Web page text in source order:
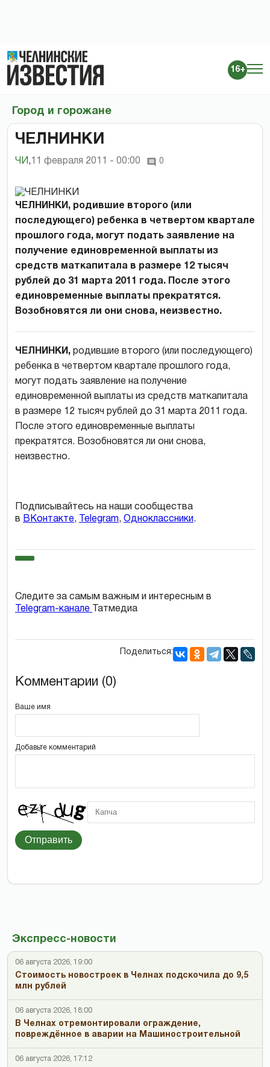
16+
Экспресс-новости
06 августа 2026, 19:00
Стоимость новостроек в Челнах подскочила до 9,5
млн рублей
06 августа 2026, 18:00
В Челнах отремонтировали ограждение,
повреждённое в аварии на Машиностроительной
06 августа 2026, 17:12
Город и горожане
ЧЕЛНИНКИ
ЧИ , 11 февраля 2011 - 00:00 0
ЧЕЛНИНКИ, родившие второго (или
последующего) ребенка в четвертом квартале
прошлого года, могут подать заявление на
получение единовременной выплаты из
средств маткапитала в размере 12 тысяч
рублей до 31 марта 2011 года. После этого
единовременные выплаты прекратятся.
Возобновятся ли они снова, неизвестно.
ЧЕЛНИНКИ, родившие второго (или последующего)
ребенка в четвертом квартале прошлого года,
могут подать заявление на получение
единовременной выплаты из средств маткапитала
в размере 12 тысяч рублей до 31 марта 2011 года.
После этого единовременные выплаты
прекратятся. Возобновятся ли они снова,
неизвестно.
Подписывайтесь на наши сообщества
в ВКонтакте, Telegram, Одноклассники.
Следите за самым важным и интересным в
Telegram-канале
Татмедиа
Поделиться:
Комментарии (0)
Ваше имя
Добавьте комментарий
Отправить